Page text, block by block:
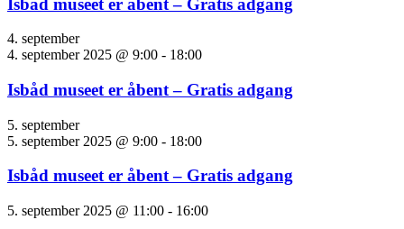
4. september
4. september 2025 @ 9:00 - 18:00
Isbåd museet er åbent – Gratis adgang
5. september
5. september 2025 @ 9:00 - 18:00
Isbåd museet er åbent – Gratis adgang
5. september 2025 @ 11:00 - 16:00